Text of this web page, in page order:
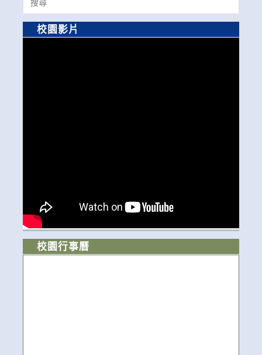
for:
校園影片
校園行事曆